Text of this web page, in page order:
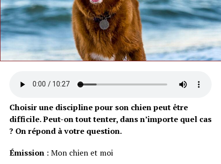
Choisir une discipline pour son chien peut être
difficile. Peut-on tout tenter, dans n’importe quel cas
? On répond à votre question.
Émission: Mon chien et moi